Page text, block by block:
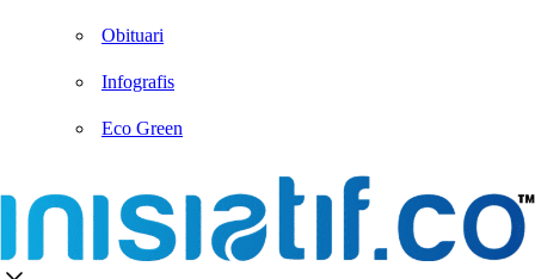
Obituari
Infografis
Eco Green